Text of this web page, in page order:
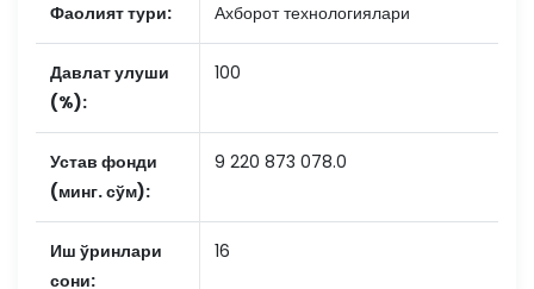
Фаолият тури: Ахборот технологиялари
Давлат улуши
(%):
100
Устав фонди
(минг. сўм):
9 220 873 078.0
Иш ўринлари
сони:
16